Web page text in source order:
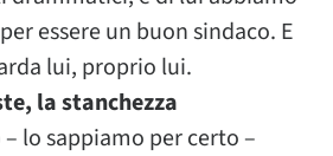
essere un buon sindaco. E
lui, proprio lui.
la stanchezza
lo sappiamo per certo –